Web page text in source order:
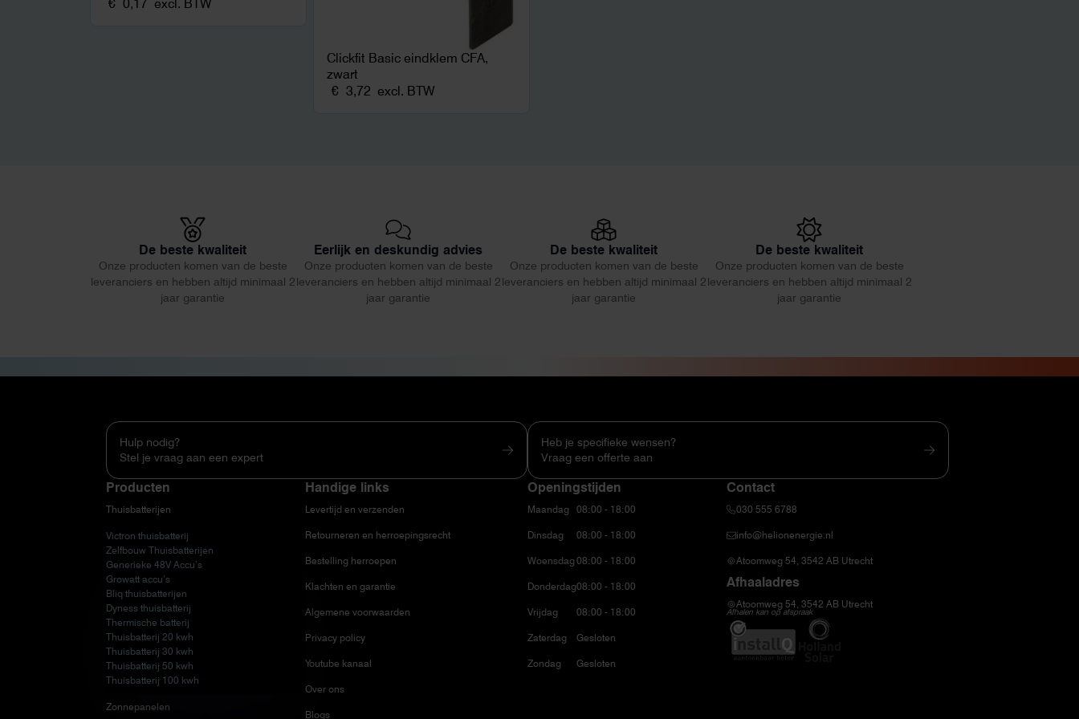
€ 0,17 excl. BTW
Clickfit Basic eindklem CFA,
zwart
€ 3,72 excl. BTW
De beste kwaliteit
Onze producten komen van de beste
leveranciers en hebben altijd minimaal 2
jaar garantie
Eerlijk en deskundig advies
Onze producten komen van de beste
leveranciers en hebben altijd minimaal 2
jaar garantie
De beste kwaliteit
Onze producten komen van de beste
leveranciers en hebben altijd minimaal 2
jaar garantie
De beste kwaliteit
Onze producten komen van de beste
leveranciers en hebben altijd minimaal 2
jaar garantie
Hulp nodig?
Stel je vraag aan een expert
Producten
Thuisbatterijen
Victron thuisbatterij
Zelfbouw Thuisbatterijen
Generieke 48V Accu’s
Growatt accu’s
Bliq thuisbatterijen
Dyness thuisbatterij
Thermische batterij
Thuisbatterij 20 kwh
Thuisbatterij 30 kwh
Thuisbatterij 50 kwh
Thuisbatterij 100 kwh
Zonnepanelen
Handige links
Levertijd en verzenden
Retourneren en herroepingsrecht
Bestelling herroepen
Klachten en garantie
Algemene voorwaarden
Privacy policy
Youtube kanaal
Over ons
Blogs
Heb je specifieke wensen?
Vraag een offerte aan
Openingstijden
Maandag
Dinsdag
Woensdag
Donderdag
Vrijdag
Zaterdag
Zondag
08:00 - 18:00
08:00 - 18:00
08:00 - 18:00
08:00 - 18:00
08:00 - 18:00
Gesloten
Gesloten
Contact
030 555 6788
info@helionenergie.nl
Atoomweg 54, 3542 AB Utrecht
Afhaaladres
Atoomweg 54, 3542 AB Utrecht
Afhalen kan op afspraak